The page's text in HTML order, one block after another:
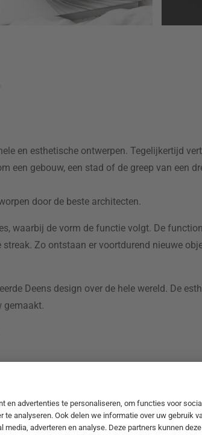
en esthetische ontwerpen. Tegelijkertijd
een gebouw, een stad of de greep van een
door de beste architecten.
waarbij de vorm de functie volgt. De
Zo ontstaan er voortdurend nieuwe
Deens design over de hele wereld. De
gemaakt.